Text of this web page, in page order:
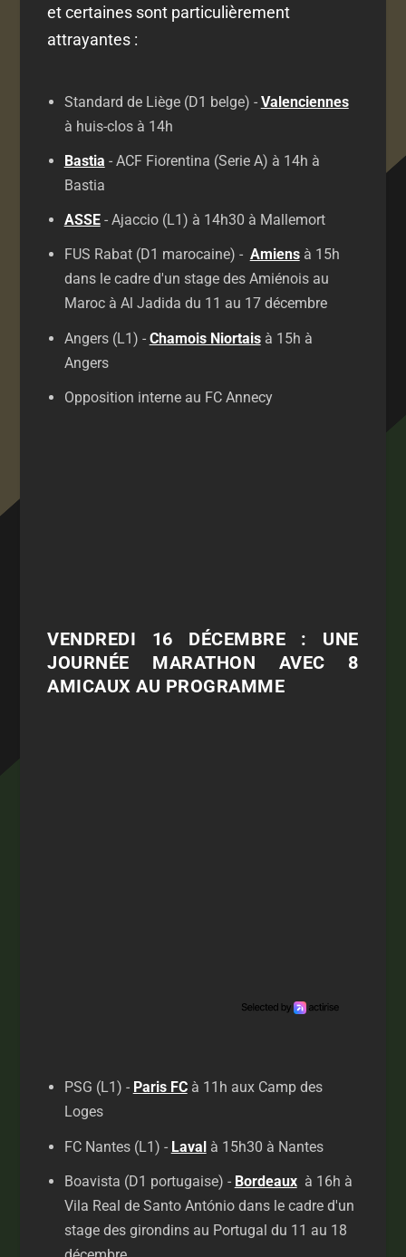
et certaines sont particulièrement
attrayantes :
Standard de Liège (D1 belge) - Valenciennes
à huis-clos à 14h
Bastia - ACF Fiorentina (Serie A) à 14h à
Bastia
ASSE- Ajaccio (L1) à 14h30 à Mallemort
FUS Rabat (D1 marocaine) - Amiensà 15h
dans le cadre d'un stage des Amiénois au
Maroc à Al Jadida du 11 au 17 décembre
Angers (L1) - Chamois Niortaisà 15h à
Angers
Opposition interne au FC Annecy
VENDREDI 16 DÉCEMBRE : UNE
JOURNÉE MARATHON AVEC 8
AMICAUX AU PROGRAMME
PSG (L1) - Paris FCà 11h aux Camp des
Loges
FC Nantes (L1) - Lavalà 15h30 à Nantes
Boavista (D1 portugaise) - Bordeauxà 16h à
Vila Real de Santo António dans le cadre d'un
stage des girondins au Portugal du 11 au 18